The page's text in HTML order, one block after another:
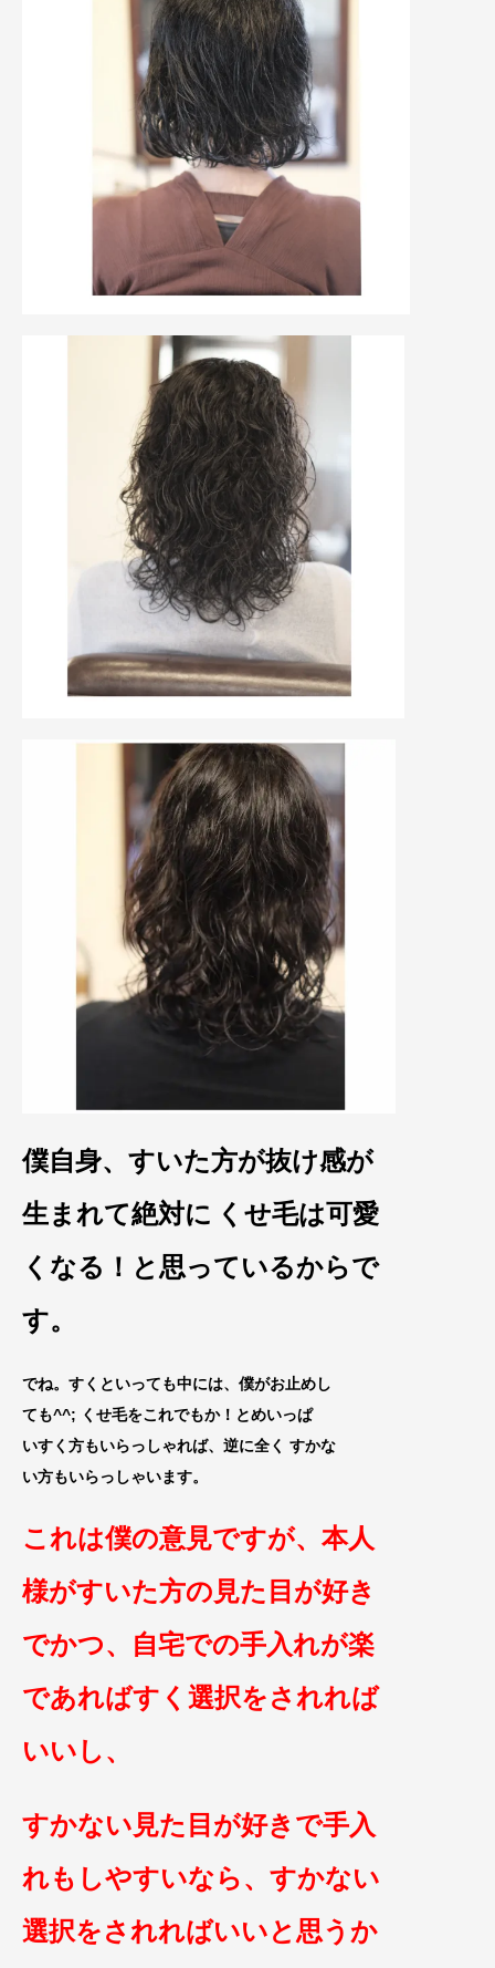
僕自身、すいた方が抜け感が
生まれて絶対に くせ毛は可愛
くなる！と思っているからで
す。
でね。 すくといっても中には、僕がお止めし
ても^^; くせ毛をこれでもか！とめいっぱ
いすく方もいらっしゃれば、逆に全く すかな
い方もいらっしゃいます。
これは僕の意見ですが、本人
様がすいた方の見た目が好き
でかつ、自宅での手入れが楽
であればすく選択をされれば
いいし、
すかない見た目が好きで手入
れもしやすいなら、すかない
選択をされればいいと思うか